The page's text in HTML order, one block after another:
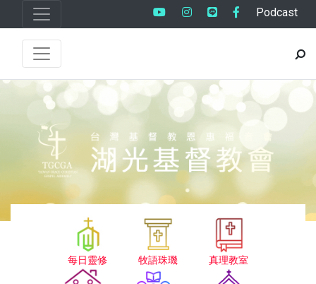
Podcast
每日靈修 牧語珠璣 真理教室